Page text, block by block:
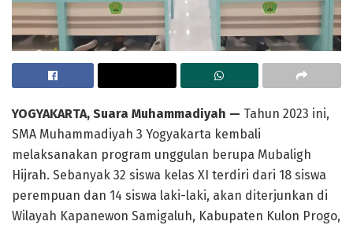
YOGYAKARTA, Suara Muhammadiyah — Tahun 2023 ini,
SMA Muhammadiyah 3 Yogyakarta kembali
melaksanakan program unggulan berupa Mubaligh
Hijrah. Sebanyak 32 siswa kelas XI terdiri dari 18 siswa
perempuan dan 14 siswa laki-laki, akan diterjunkan di
Wilayah Kapanewon Samigaluh, Kabupaten Kulon Progo,